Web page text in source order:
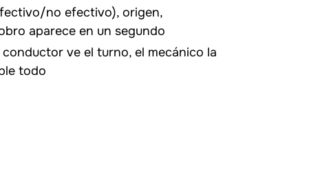
no efectivo), origen,
aparece en un segundo
ve el turno, el mecánico la
todo